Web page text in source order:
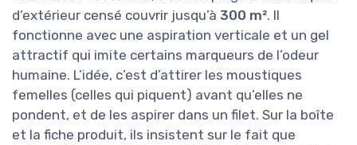
d’extérieur censé couvrir jusqu’à 300 m². Il
fonctionne avec une aspiration verticale et un gel
attractif qui imite certains marqueurs de l’odeur
humaine. L’idée, c’est d’attirer les moustiques
femelles (celles qui piquent) avant qu’elles ne
pondent, et de les aspirer dans un filet. Sur la boîte
et la fiche produit, ils insistent sur le fait que